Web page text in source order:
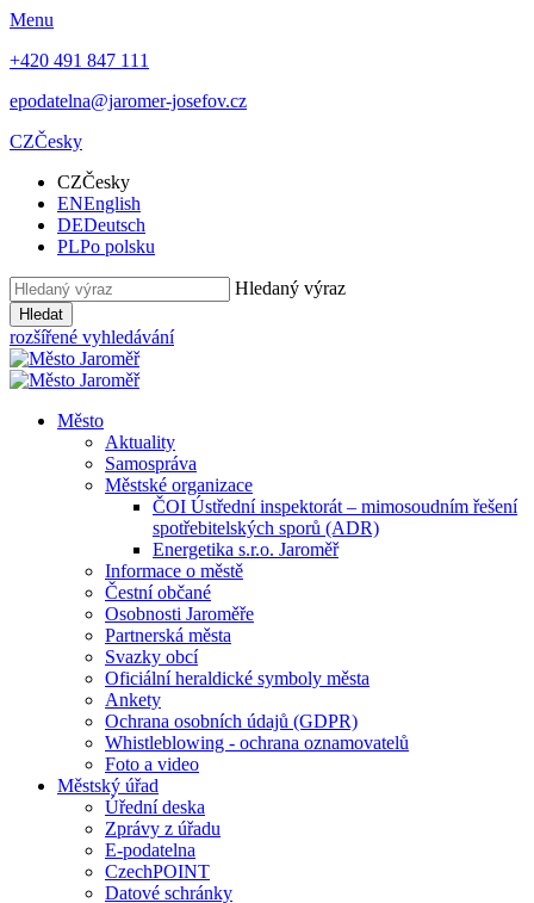
Menu
+420 491 847 111
epodatelna@jaromer-josefov.cz
CZČesky
CZČesky
ENEnglish
DEDeutsch
PLPo polsku
Hledaný výraz
Hledat
rozšířené vyhledávání
Město
Aktuality
Samospráva
Městské organizace
ČOI Ústřední inspektorát – mimosoudním řešení
spotřebitelských sporů (ADR)
Energetika s.r.o. Jaroměř
Informace o městě
Čestní občané
Osobnosti Jaroměře
Partnerská města
Svazky obcí
Oficiální heraldické symboly města
Ankety
Ochrana osobních údajů (GDPR)
Whistleblowing - ochrana oznamovatelů
Foto a video
Městský úřad
Úřední deska
Zprávy z úřadu
E-podatelna
CzechPOINT
Datové schránky